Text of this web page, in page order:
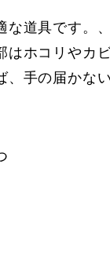
道具です。
ホコリやカ
手の届かな